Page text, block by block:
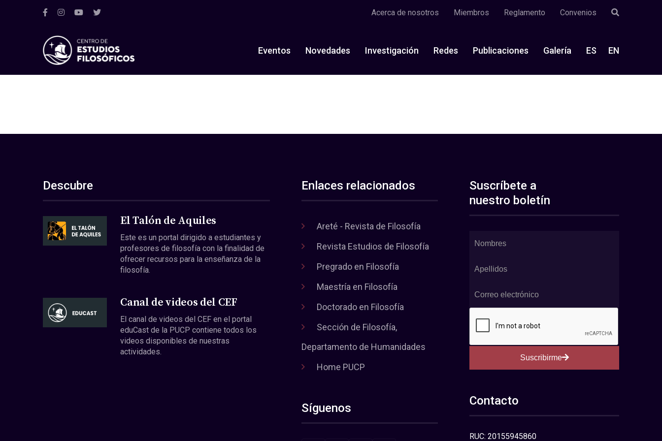
Acerca de nosotros Miembros Reglamento Convenios
Eventos Novedades Investigación Redes Publicaciones Galería ES EN
Descubre
El Talón de Aquiles
Este es un portal dirigido a estudiantes y
profesores de filosofía con la finalidad de
ofrecer recursos para la enseñanza de la
filosofía.
Canal de videos del CEF
El canal de videos del CEF en el portal
eduCast de la PUCP contiene todos los
videos disponibles de nuestras
actividades.
Enlaces relacionados
Areté - Revista de Filosofía
Revista Estudios de Filosofía
Pregrado en Filosofía
Maestría en Filosofía
Doctorado en Filosofía
Sección de Filosofía,
Departamento de Humanidades
Home PUCP
Síguenos
Suscríbete a
nuestro boletín
Suscribirme
Contacto
RUC: 20155945860